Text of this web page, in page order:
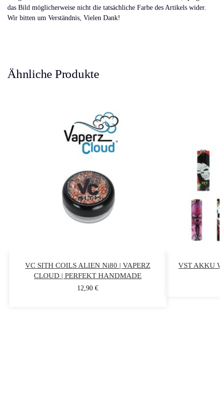
das Bild möglicherweise nicht die tatsächliche Farbe des Artikels wider.
Wir bitten um Verständnis, Vielen Dank!
Ähnliche Produkte
VC SITH COILS ALIEN Ni80 | VAPERZ
CLOUD | PERFEKT HANDMADE
12,90€
VST AKKU